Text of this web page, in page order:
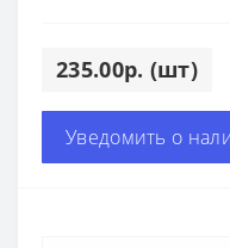
235.00р. (шт)
Уведомить о